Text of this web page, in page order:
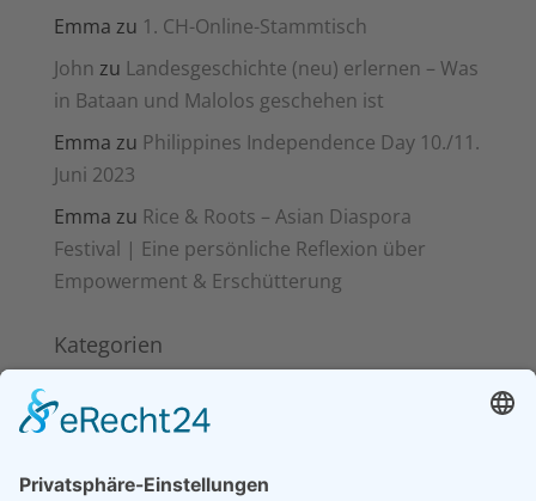
Emma zu 1. CH-Online-Stammtisch
John zu Landesgeschichte (neu) erlernen – Was
in Bataan und Malolos geschehen ist
Emma zu Philippines Independence Day 10./11.
Juni 2023
Emma zu Rice & Roots – Asian Diaspora
Festival | Eine persönliche Reflexion über
Empowerment & Erschütterung
Kategorien
News